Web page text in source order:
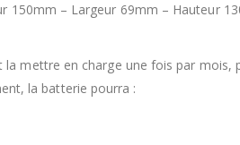
150mm – Largeur 69mm – Hauteur
mettre en charge une fois par mois,
la batterie pourra :